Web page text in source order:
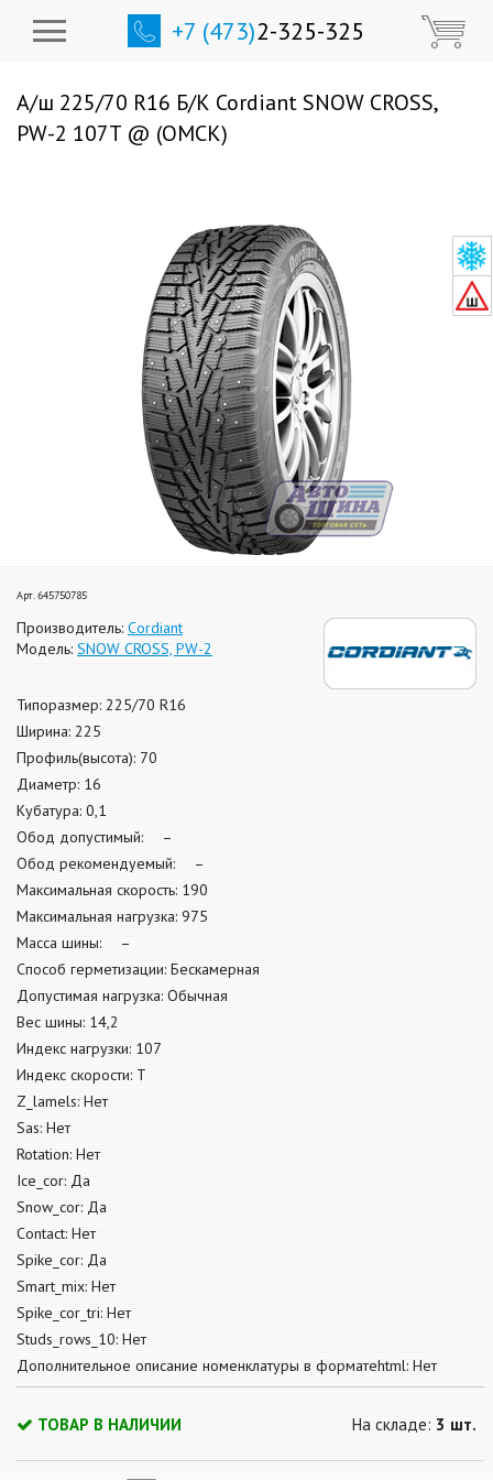
+7 (473)2-325-325
А/ш 225/70 R16 Б/К Cordiant SNOW CROSS,
PW-2 107T @ (ОМСК)
Арт. 645750785
Производитель: Cordiant
Модель: SNOW CROSS, PW-2
Типоразмер: 225/70 R16
Ширина: 225
Профиль(высота): 70
Диаметр: 16
Кубатура: 0,1
Обод допустимый: –
Обод рекомендуемый: –
Максимальная скорость: 190
Максимальная нагрузка: 975
Масса шины: –
Способ герметизации: Бескамерная
Допустимая нагрузка: Обычная
Вес шины: 14,2
Индекс нагрузки: 107
Индекс скорости: T
Z_lamels: Нет
Sas: Нет
Rotation: Нет
Ice_cor: Да
Snow_cor: Да
Contact: Нет
Spike_cor: Да
Smart_mix: Нет
Spike_cor_tri: Нет
Studs_rows_10: Нет
Дополнительное описание номенклатуры в форматеhtml: Нет
ТОВАР В НАЛИЧИИ На складе: 3 шт.